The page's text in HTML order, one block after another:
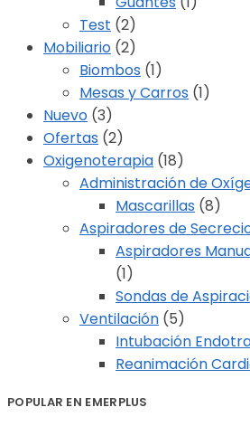
Test (2)
Mobiliario (2)
Biombos (1)
Mesas y Carros (1)
Nuevo (3)
Ofertas (2)
Oxigenoterapia (18)
Administración de
Mascarillas (8)
Aspiradores de
Aspiradores
(1)
Sondas de
Ventilación (5)
Intubación
Reanimación
POPULAR EN EMERPLUS